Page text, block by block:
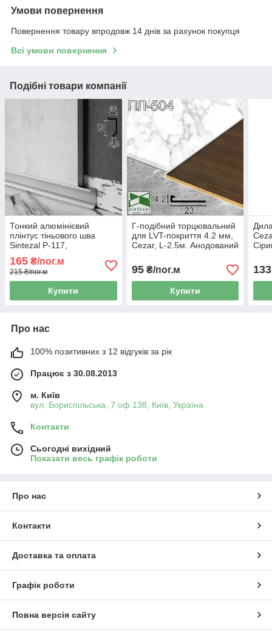
Умови повернення
Повернення товару впродовж 14 днів за рахунок покупця
Всі умови повернення
Подібні товари компанії
Тонкий алюмінієвий
плінтус тіньового шва
Sintezal P-117,
20х10х2500мм.
165 ₴/пог.м
215 ₴/пог.м
Купити
Г-подібний торцювальний
для LVT-покриття 4.2 мм,
Cezar, L-2.5м. Анодований
95₴/пог.м
Купити
133
Про нас
100% позитивних з 12 відгуків за рік
Працює з 30.08.2013
м. Київ
вул. Бориспільська, 7 оф.138, Київ, Україна
Контакти
Сьогодні вихідний
Показати весь графік роботи
Про нас
Контакти
Доставка та оплата
Графік роботи
Повна версія сайту